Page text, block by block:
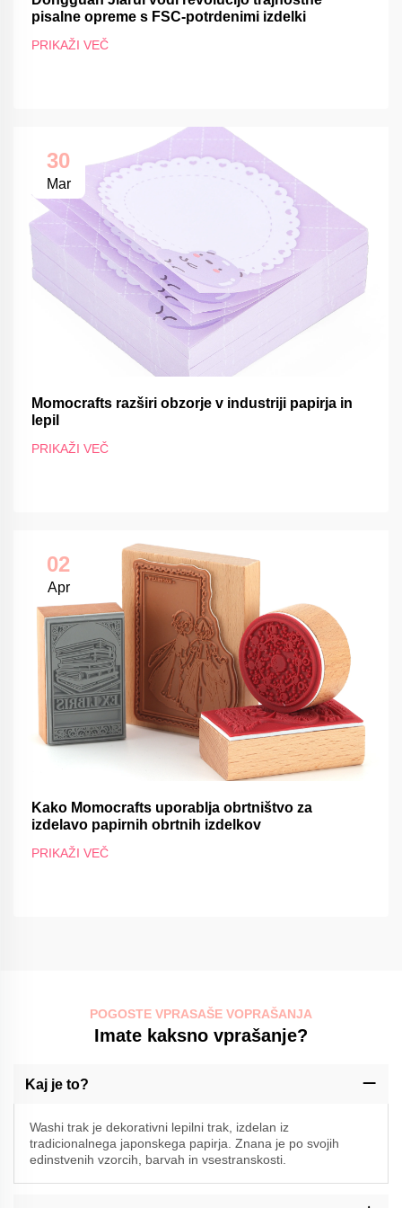
pisalne opreme s FSC-potrdenimi izdelki
PRIKAŽI VEČ
30
Mar
Momocrafts razširi obzorje v industriji papirja in
lepil
PRIKAŽI VEČ
02
Apr
Kako Momocrafts uporablja obrtništvo za
izdelavo papirnih obrtnih izdelkov
PRIKAŽI VEČ
POGOSTE VPRASAŠE VOPRAŠANJA
Imate kaksno vprašanje?
Kaj je to?
Washi trak je dekorativni lepilni trak, izdelan iz
tradicionalnega japonskega papirja. Znana je po svojih
edinstvenih vzorcih, barvah in vsestranskosti.